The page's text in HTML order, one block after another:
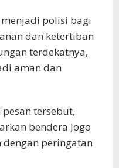
polisi bagi
dan ketertiban
terdekatnya,
aman dan
tersebut,
bendera Jogo
peringatan